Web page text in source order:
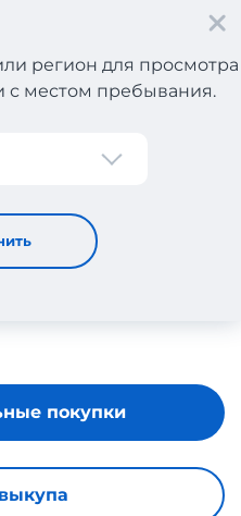
регион для просмотра
с местом пребывания.
покупки